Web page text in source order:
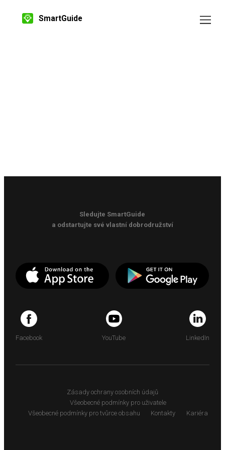
SmartGuide
Sledujte SmartGuide
a odstartujte své vlastní dobrodružství
Facebook YouTube LinkedIn
Zásady ochrany osobních údajů
Všeobecné podmínky pro uživatele
Všeobecné podmínky pro tvůrce obsahu
Kontakty Kariéra